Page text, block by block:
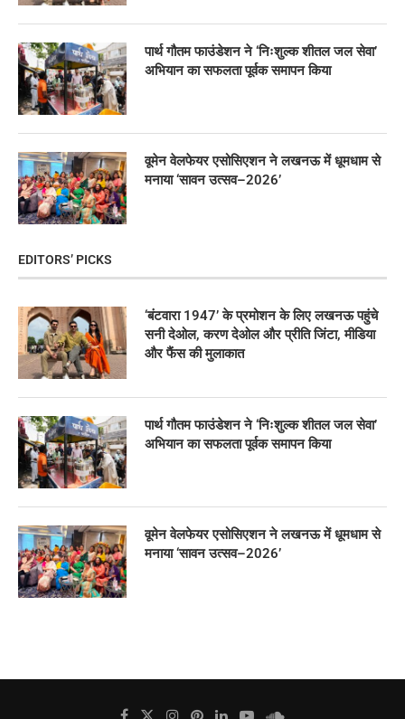
पार्थ गौतम फाउंडेशन ने ‘निःशुल्क शीतल जल सेवा’
अभियान का सफलता पूर्वक समापन किया
वूमेन वेलफेयर एसोसिएशन ने लखनऊ में धूमधाम से
मनाया ‘सावन उत्सव–2026’
EDITORS’ PICKS
‘बंटवारा 1947’ के प्रमोशन के लिए लखनऊ पहुंचे
सनी देओल, करण देओल और प्रीति जिंटा, मीडिया
और फैंस की मुलाकात
पार्थ गौतम फाउंडेशन ने ‘निःशुल्क शीतल जल सेवा’
अभियान का सफलता पूर्वक समापन किया
वूमेन वेलफेयर एसोसिएशन ने लखनऊ में धूमधाम से
मनाया ‘सावन उत्सव–2026’